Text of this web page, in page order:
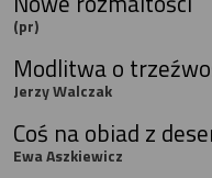
(pr)
Modlitwa o
Jerzy Walczak
Coś na obiad z
Ewa Aszkiewicz